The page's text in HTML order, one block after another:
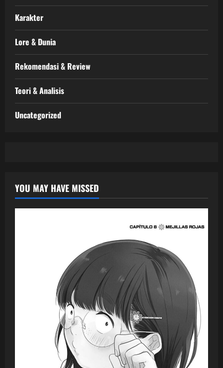
Karakter
Lore & Dunia
Rekomendasi & Review
Teori & Analisis
Uncategorized
YOU MAY HAVE MISSED